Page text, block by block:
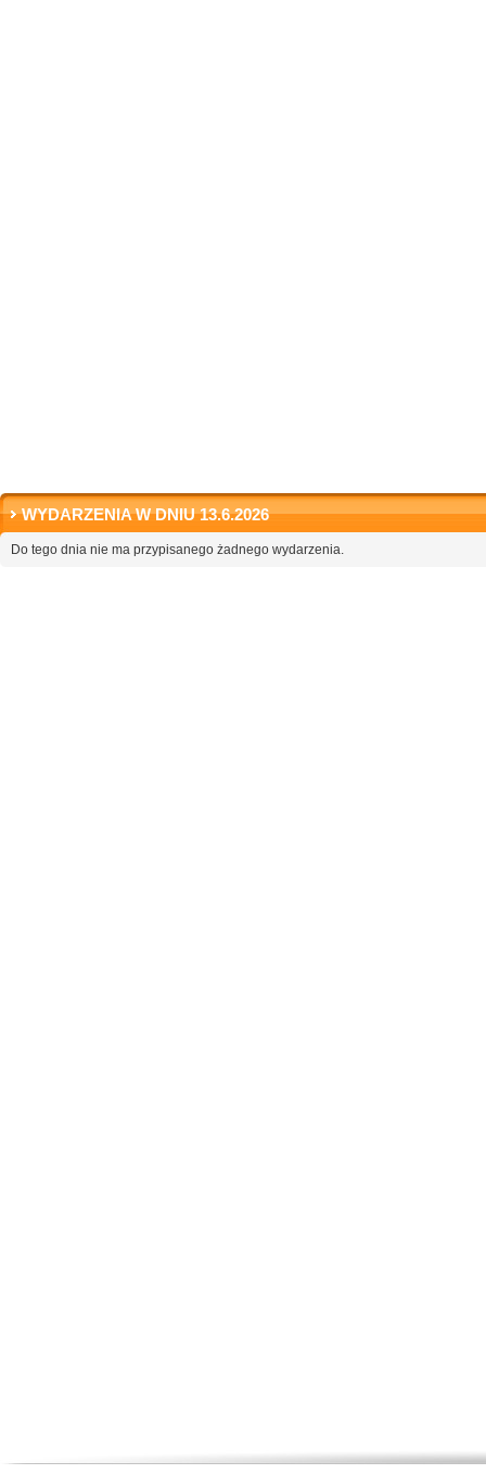
WYDARZENIA W DNIU 13.6.2026
Do tego dnia nie ma przypisanego żadnego wydarzenia.